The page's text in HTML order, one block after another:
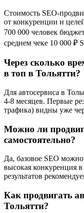
Стоимость SEO-
от конкуренции и
700 000 человек
среднем чеке 10 000 ₽
Через сколько
в топ в Тольятти?
Для автосервиса в
4-8 месяцев. Первые
трафика) видны уже
Можно ли
самостоятельно?
Да, базовое SEO
высокая конкуренция
результатов
Как продвигать
Тольятти?